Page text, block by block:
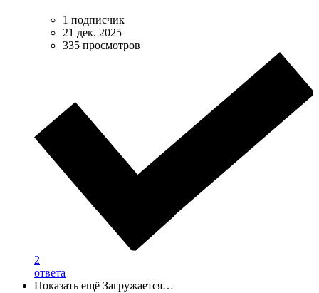
1 подписчик
21 дек. 2025
335 просмотров
2
ответа
Показать ещё Загружается…